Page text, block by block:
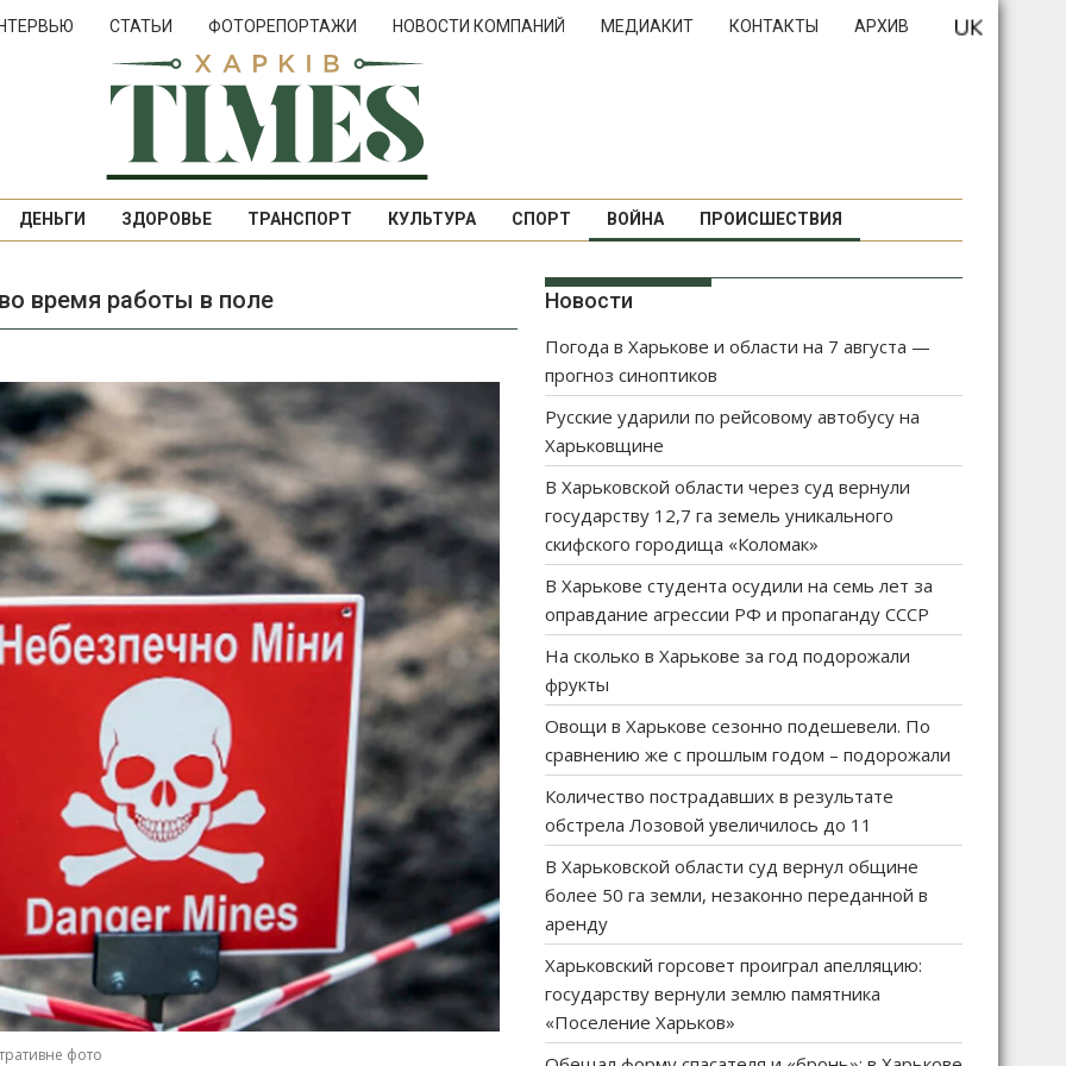
СТАТЬИ ФОТОРЕПОРТАЖИ НОВОСТИ КОМПАНИЙ МЕДИАКИТ КОНТАКТЫ АРХИВ
ДЕНЬГИ ЗДОРОВЬЕ ТРАНСПОРТ КУЛЬТУРА СПОРТ ВОЙНА ПРОИСШЕСТВИЯ
время работы в поле
фото
Новости
Погода в Харькове и области на 7 августа —
прогноз синоптиков
Русские ударили по рейсовому автобусу на
Харьковщине
В Харьковской области через суд вернули
государству 12,7 га земель уникального
скифского городища «Коломак»
В Харькове студента осудили на семь лет за
оправдание агрессии РФ и пропаганду СССР
На сколько в Харькове за год подорожали
фрукты
Овощи в Харькове сезонно подешевели. По
сравнению же с прошлым годом – подорожали
Количество пострадавших в результате
обстрела Лозовой увеличилось до 11
В Харьковской области суд вернул общине
более 50 га земли, незаконно переданной в
аренду
Харьковский горсовет проиграл апелляцию:
государству вернули землю памятника
«Поселение Харьков»